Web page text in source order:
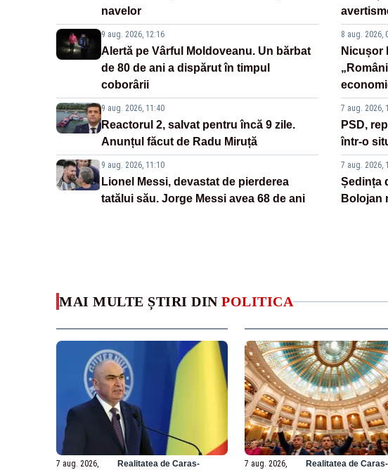
navelor
9 aug. 2026, 12:16
Alertă pe Vârful Moldoveanu. Un bărbat
de 80 de ani a dispărut în timpul
coborârii
9 aug. 2026, 11:40
Reactorul 2, salvat pentru încă 9 zile.
Anunțul făcut de Radu Miruță
9 aug. 2026, 11:10
Lionel Messi, devastat de pierderea
tatălui său. Jorge Messi avea 68 de ani
8 aug. 2026,
Nicușor
7 aug. 2026,
PSD,
într-o
7 aug. 2026,
Ședința
Bolojan
MAI MULTE ȘTIRI DIN POLITICA
7 aug. 2026,
Realitatea de Caras-
7 aug. 2026,
Realitatea de Caras-